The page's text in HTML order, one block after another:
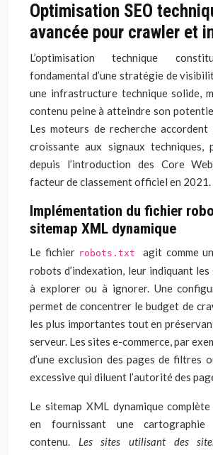
Optimisation SEO
avancée pour crawler et
L’optimisation technique
fondamental d’une stratégie de
une infrastructure technique solide,
contenu peine à atteindre son
Les moteurs de recherche accordent
croissante aux signaux techniques,
depuis l’introduction des Core
facteur de classement officiel en 2021.
Implémentation du fichier
sitemap XML dynamique
Le fichier robots.txt agit comme
robots d’indexation, leur indiquant
à explorer ou à ignorer. Une
permet de concentrer le budget de
les plus importantes tout en
serveur. Les sites e-commerce, par
d’une exclusion des pages de filtres
excessive qui diluent l’autorité des
Le sitemap XML dynamique
en fournissant une cartographie
contenu. Les sites utilisant des